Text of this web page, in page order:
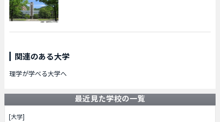
関連のある大学
理学が学べる大学へ
最近見た学校の一覧
[大学]